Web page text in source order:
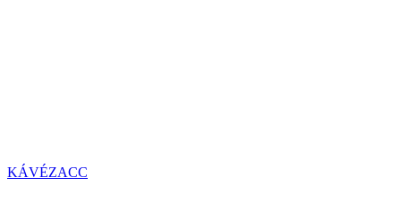
KÁVÉZACC